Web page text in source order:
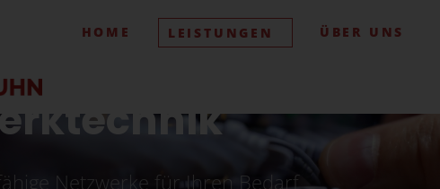
HOME LEISTUNGEN ÜBER UNS
Netzwerke für Ihren Bedarf